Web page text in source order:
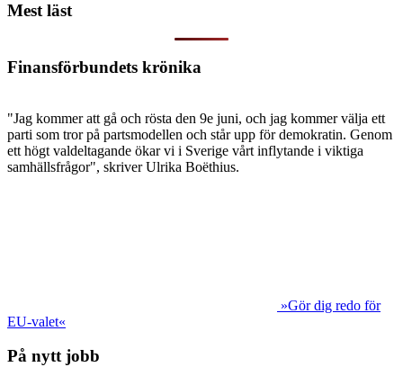
Mest läst
Finansförbundets krönika
"Jag kommer att gå och rösta den 9e juni, och jag kommer välja ett
parti som tror på partsmodellen och står upp för demokratin. Genom
ett högt valdeltagande ökar vi i Sverige vårt inflytande i viktiga
samhällsfrågor", skriver Ulrika Boëthius.
»Gör dig redo för
EU-valet«
På nytt jobb